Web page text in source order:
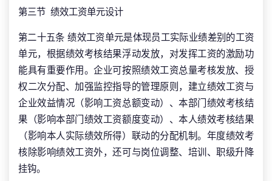
第三节 绩效工资单元设计
第二十五条 绩效工资单元是体现员工实际业绩差别的工资
单元，根据绩效考核结果浮动发放，对发挥工资的激励功
能具有重要作用。企业可按照绩效工资总量考核发放、授
权二次分配、加强监控指导的管理原则，建立绩效工资与
企业效益情况（影响工资总额变动）、本部门绩效考核结
果（影响本部门绩效工资额度变动）、本人绩效考核结果
（影响本人实际绩效所得）联动的分配机制。年度绩效考
核除影响绩效工资外，还可与岗位调整、培训、职级升降
挂钩。